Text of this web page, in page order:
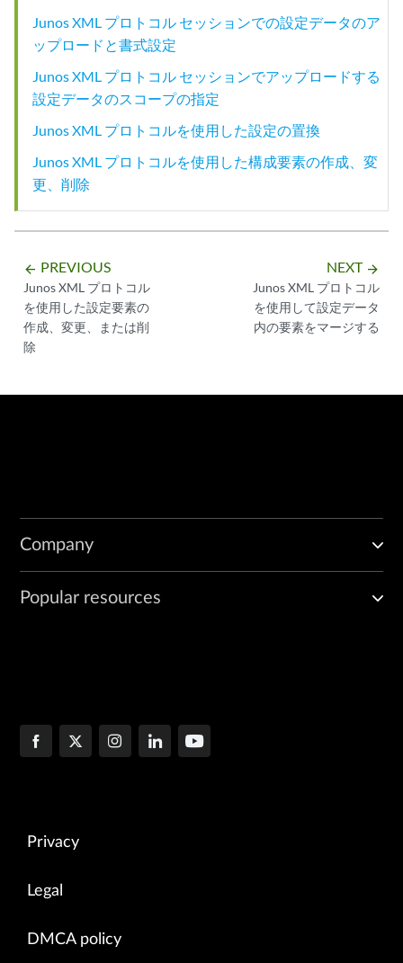
Junos XML プロトコル セッションでの設定データのア
ップロードと書式設定
Junos XML プロトコル セッションでアップロードする
設定データのスコープの指定
Junos XML プロトコルを使用した設定の置換
Junos XML プロトコルを使用した構成要素の作成、変
更、削除
arrow_backward PREVIOUS
Junos XML プロトコル
を使用した設定要素の
作成、変更、または削
除
NEXT arrow_forward
Junos XML プロトコル
を使用して設定データ
内の要素をマージする
Company
Popular resources
Privacy
Legal
DMCA policy